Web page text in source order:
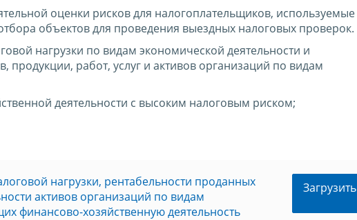
оценки рисков для налогоплательщиков, используемые
объектов для проведения выездных налоговых проверок.
нагрузки по видам экономической деятельности и
продукции, работ, услуг и активов организаций по видам
деятельности с высоким налоговым риском;
нагрузки, рентабельности проданных
активов организаций по видам
финансово-хозяйственную деятельность
Загрузить